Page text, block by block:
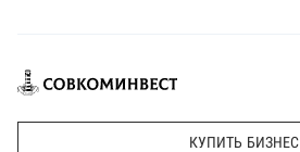
КУПИТЬ БИЗНЕС